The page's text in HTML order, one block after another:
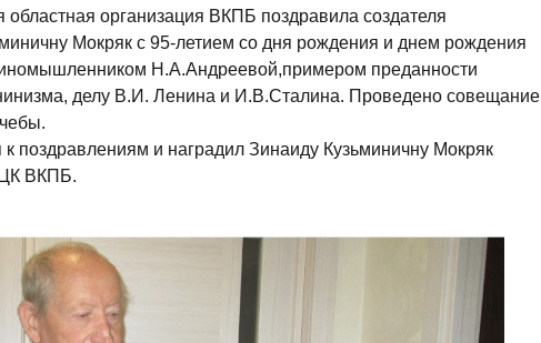
областная организация ВКПБ поздравила создателя
Мокряк с 95-летием со дня рождения и днем рождения
Н.А.Андреевой,примером преданности
делу В.И. Ленина и И.В.Сталина. Проведено совещание
поздравлениям и наградил Зинаиду Кузьминичну Мокряк
ВКПБ.